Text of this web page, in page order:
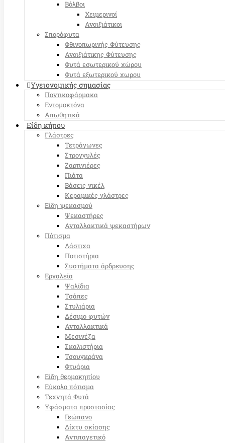
Βόλβοι
Χειμερινοί
Ανοιξιάτικοι
Σπορόφυτα
Φθινοπωρινής Φύτευσης
Ανοιξιάτικης Φύτευσης
Φυτά εσωτερικού χώρου
Φυτά εξωτερικού χωρου
Υγειονομικής σημασίας
Ποντικοφάρμακα
Εντομοκτόνα
Απωθητικά
Είδη κήπου
Γλάστρες
Τετράγωνες
Στρογγυλές
Ζαρτινιέρες
Πιάτα
Βάσεις νικέλ
Κεραμικές γλάστρες
Είδη ψεκασμού
Ψεκαστήρες
Ανταλλακτικά ψεκαστήρων
Πότισμα
Λάστιχα
Ποτιστήρια
Συστήματα άρδρευσης
Εργαλεία
Ψαλίδια
Τσάπες
Στυλιάρια
Δέσιμο φυτών
Ανταλλακτικά
Μεσινέζα
Σκαλιστήρια
Τσουγκράνα
Φτυάρια
Είδη θερμοκηπίου
Εύκολο πότισμα
Τεχνητά Φυτά
Υφάσματα προστασίας
Γεώπανο
Δίχτυ σκίασης
Αντιπαγετικό